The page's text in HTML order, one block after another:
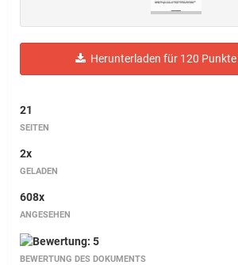
Herunterladen für 120 Punkte
21
SEITEN
2x
GELADEN
608x
ANGESEHEN
BEWERTUNG DES DOKUMENTS